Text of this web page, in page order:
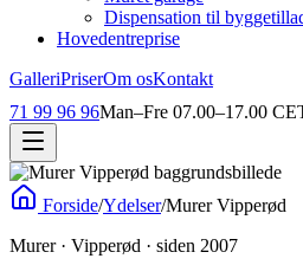
Dispensation til
Hovedentreprise
GalleriPriserOm osKontakt
71 99 96 96Man–Fre 07.00–17.00
Forside/Ydelser/Murer Vipperød
Murer · Vipperød · siden 2007